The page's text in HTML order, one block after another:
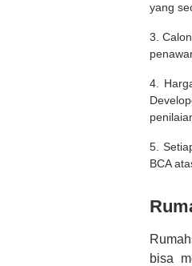
yang
3.
4.
5.
BCA
bisa